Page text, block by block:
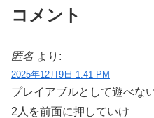
コメント
匿名 より:
2025年12月9日 1:41 PM
プレイアブルとして遊べな
2人を前面に押していけ